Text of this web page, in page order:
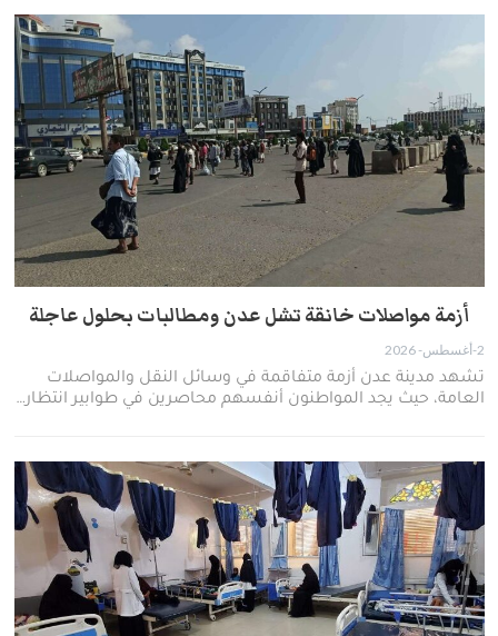
أزمة مواصلات خانقة تشل عدن ومطالبات بحلول عاجلة
2-أغسطس- 2026
تشهد مدينة عدن أزمة متفاقمة في وسائل النقل والمواصلات
العامة، حيث يجد المواطنون أنفسهم محاصرين في طوابير انتظار…